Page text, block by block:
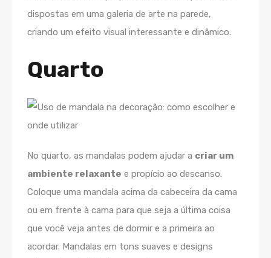
dispostas em uma galeria de arte na parede,
criando um efeito visual interessante e dinâmico.
Quarto
No quarto, as mandalas podem ajudar a criar um
ambiente relaxante e propício ao descanso.
Coloque uma mandala acima da cabeceira da cama
ou em frente à cama para que seja a última coisa
que você veja antes de dormir e a primeira ao
acordar. Mandalas em tons suaves e designs